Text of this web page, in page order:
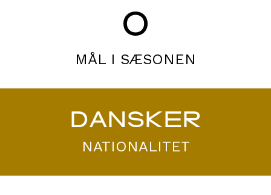
0
MÅL I SÆSONEN
DANSKER
NATIONALITET